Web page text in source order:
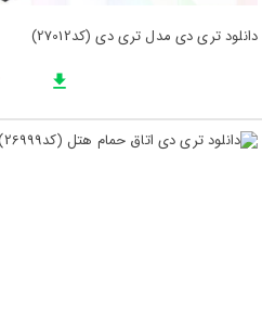
دانلود تری دی مدل تری دی (کد27012)